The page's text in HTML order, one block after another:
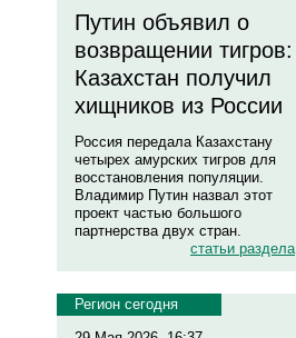
Путин объявил о
возвращении тигров:
Казахстан получил
хищников из России
Россия передала Казахстану
четырех амурских тигров для
восстановления популяции.
Владимир Путин назвал этот
проект частью большого
партнерства двух стран.
статьи раздела
Регион сегодня